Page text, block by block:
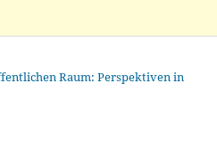
Raum: Perspektiven in